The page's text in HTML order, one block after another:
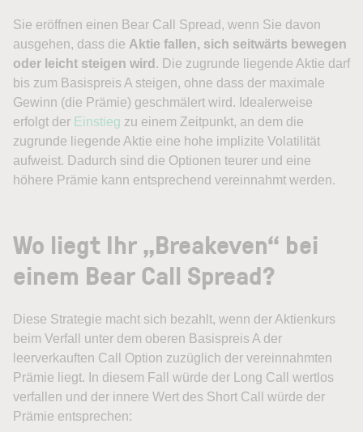
Sie eröffnen einen Bear Call Spread, wenn Sie davon
ausgehen, dass die Aktie fallen, sich seitwärts bewegen
oder leicht steigen wird . Die zugrunde liegende Aktie darf
bis zum Basispreis A steigen, ohne dass der maximale
Gewinn (die Prämie) geschmälert wird. Idealerweise
erfolgt der Einstieg zu einem Zeitpunkt, an dem die
zugrunde liegende Aktie eine hohe implizite Volatilität
aufweist. Dadurch sind die Optionen teurer und eine
höhere Prämie kann entsprechend vereinnahmt werden.
Wo liegt Ihr „Breakeven“ bei
einem Bear Call Spread?
Diese Strategie macht sich bezahlt, wenn der Aktienkurs
beim Verfall unter dem oberen Basispreis A der
leerverkauften Call Option zuzüglich der vereinnahmten
Prämie liegt. In diesem Fall würde der Long Call wertlos
verfallen und der innere Wert des Short Call würde der
Prämie entsprechen: